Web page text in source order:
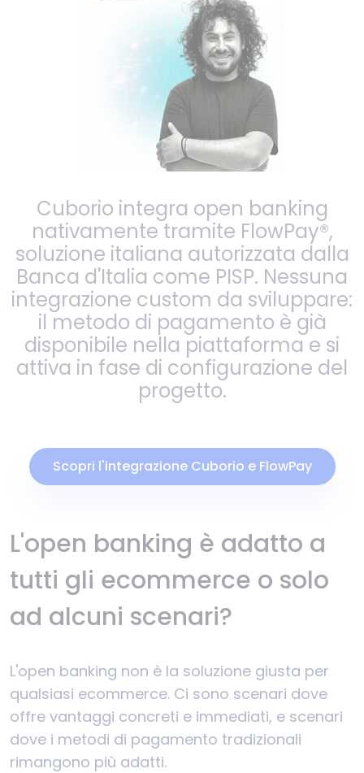
Cuborio integra open banking
nativamente tramite FlowPay®,
soluzione italiana autorizzata dalla
Banca d'Italia come PISP. Nessuna
integrazione custom da sviluppare:
il metodo di pagamento è già
disponibile nella piattaforma e si
attiva in fase di configurazione del
progetto.
Scopri l'integrazione Cuborio e FlowPay
L'open banking è adatto a
tutti gli ecommerce o solo
ad alcuni scenari?
L'open banking non è la soluzione giusta per
qualsiasi ecommerce. Ci sono scenari dove
offre vantaggi concreti e immediati, e scenari
dove i metodi di pagamento tradizionali
rimangono più adatti.